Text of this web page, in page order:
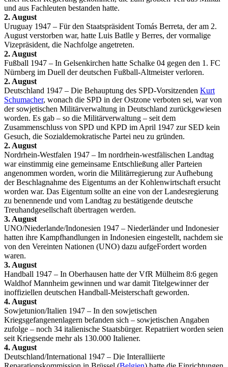
und aus Fachleuten bestanden hatte.
2. August
Uruguay 1947 – Für den Staatspräsident Tomás Berreta, der am 2.
August verstorben war, hatte Luis Batlle y Berres, der vormalige
Vizepräsident, die Nachfolge angetreten.
2. August
Fußball 1947 – In Gelsenkirchen hatte Schalke 04 gegen den 1. FC
Nürnberg im Duell der deutschen Fußball-Altmeister verloren.
2. August
Deutschland 1947 – Die Behauptung des SPD-Vorsitzenden Kurt
Schumacher, wonach die SPD in der Ostzone verboten sei, war von
der sowjetischen Militärverwaltung in Deutschland zurückgewiesen
worden. Es gab – so die Militärverwaltung – seit dem
Zusammenschluss von SPD und KPD im April 1947 zur SED kein
Gesuch, die Sozialdemokratische Partei neu zu gründen.
2. August
Nordrhein-Westfalen 1947 – Im nordrhein-westfälischen Landtag
war einstimmig eine gemeinsame Entschließung aller Parteien
angenommen worden, worin die Militärregierung zur Aufhebung
der Beschlagnahme des Eigentums an der Kohlenwirtschaft ersucht
worden war. Das Eigentum sollte an eine von der Landesregierung
zu benennende und vom Landtag zu bestätigende deutsche
Treuhandgesellschaft übertragen werden.
3. August
UNO/Niederlande/Indonesien 1947 – Niederländer und Indonesier
hatten ihre Kampfhandlungen in Indonesien eingestellt, nachdem sie
von den Vereinten Nationen (UNO) dazu aufgeFordert worden
waren.
3. August
Handball 1947 – In Oberhausen hatte der VfR Mülheim 8:6 gegen
Waldhof Mannheim gewinnen und war damit Titelgewinner der
inoffiziellen deutschen Handball-Meisterschaft geworden.
4. August
Sowjetunion/Italien 1947 – In den sowjetischen
Kriegsgefangenenlagern befanden sich – sowjetischen Angaben
zufolge – noch 34 italienische Staatsbürger. Repatriiert worden seien
seit Kriegsende mehr als 130.000 Italiener.
4. August
Deutschland/International 1947 – Die Interalliierte